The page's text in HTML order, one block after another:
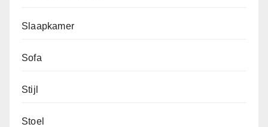
Slaapkamer
Sofa
Stijl
Stoel